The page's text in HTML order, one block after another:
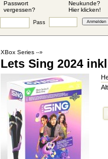
Passwort
vergessen?
Neukunde?
Hier klicken!
Pass
XBox Series--»
Lets Sing 2024